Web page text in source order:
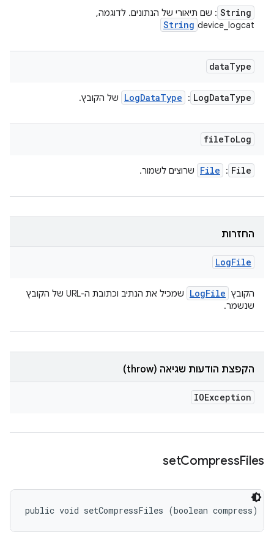
String : שם תיאורי של הנתונים. לדוגמה,
device_logcat
String
dataType
LogDataType
:
LogDataType של הקובץ.
fileToLog
File
:
File שרוצים לשמור.
החזרות
LogFile
הקובץ LogFile
שמכיל את הנתיב וכתובת ה-URL של הקובץ
שנשמר.
הקפצת הודעות שגיאה (throw)
IOException
setCompressFiles
public void setCompressFiles (boolean compress)